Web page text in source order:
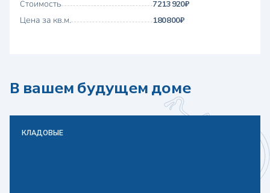
Стоимость
7 213 920 ₽
Цена за кв.м.
180 800 ₽
В вашем будущем доме
КЛАДОВЫЕ